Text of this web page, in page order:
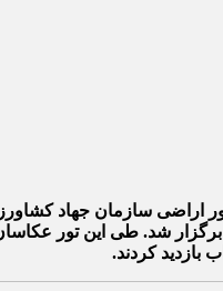
هدف تبیین مأموریت‌ها و عملکرد مدیریت امور اراضی این سازمان در راستای